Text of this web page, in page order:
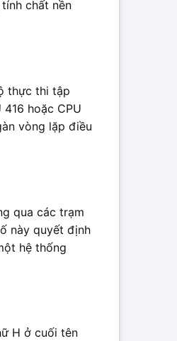
chất nền
thực thi tập
hoặc CPU
vòng lặp điều
qua các trạm
này quyết định
hệ thống
H ở cuối tên